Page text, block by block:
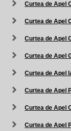
Curtea de Apel
Curtea de Apel
Curtea de Apel
Curtea de Apel
Curtea de Apel
Curtea de Apel
Curtea de Apel
Curtea de Apel